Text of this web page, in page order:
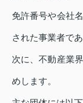
免許番号や会社
された事業者で
次に、不動産業
めします。